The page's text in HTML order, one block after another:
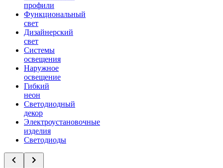
профили
Функциональный
свет
Дизайнерский
свет
Системы
освещения
Наружное
освещение
Гибкий
неон
Светодиодный
декор
Электроустановочные
изделия
Светодиоды